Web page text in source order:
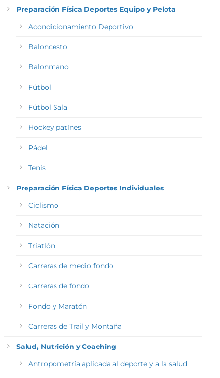
Preparación Física Deportes Equipo y Pelota
Acondicionamiento Deportivo
Baloncesto
Balonmano
Fútbol
Fútbol Sala
Hockey patines
Pádel
Tenis
Preparación Física Deportes Individuales
Ciclismo
Natación
Triatlón
Carreras de medio fondo
Carreras de fondo
Fondo y Maratón
Carreras de Trail y Montaña
Salud, Nutrición y Coaching
Antropometría aplicada al deporte y a la salud